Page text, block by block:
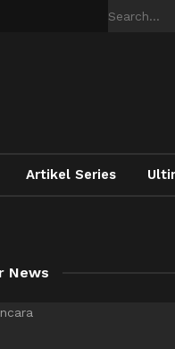
Artikel Series
News